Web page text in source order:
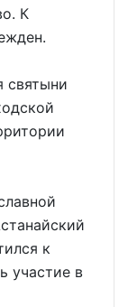
К
святыни
к
участие в